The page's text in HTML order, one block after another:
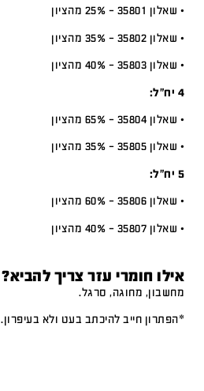
• שאלון 35801 – 25% מהציון
• שאלון 35802 – 35% מהציון
• שאלון 35803 – 40% מהציון
4 יח”ל:
• שאלון 35804 – 65% מהציון
• שאלון 35805 – 35% מהציון
5 יח”ל:
• שאלון 35806 – 60% מהציון
• שאלון 35807 – 40% מהציון
אילו חומרי עזר צריך להביא?
מחשבון, מחוגה, סרגל.
*הפתרון חייב להיכתב בעט ולא בעיפרון.